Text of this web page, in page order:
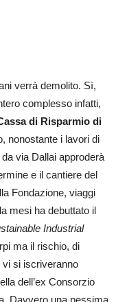
verrà demolito. Sì,
complesso infatti,
di Risparmio di
nonostante i lavori di
via Dallai approderà
e il cantiere del
Fondazione, viaggi
mesi ha debuttato il
Industrial
ma il rischio, di
si iscriveranno
dell’ex Consorzio